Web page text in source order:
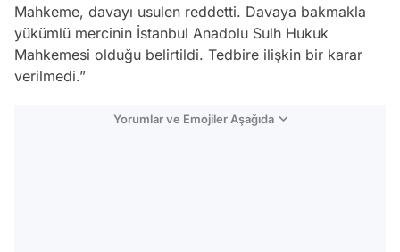
Mahkeme, davayı usulen reddetti. Davaya bakmakla
yükümlü mercinin İstanbul Anadolu Sulh Hukuk
Mahkemesi olduğu belirtildi. Tedbire ilişkin bir karar
verilmedi.”
Yorumlar ve Emojiler Aşağıda